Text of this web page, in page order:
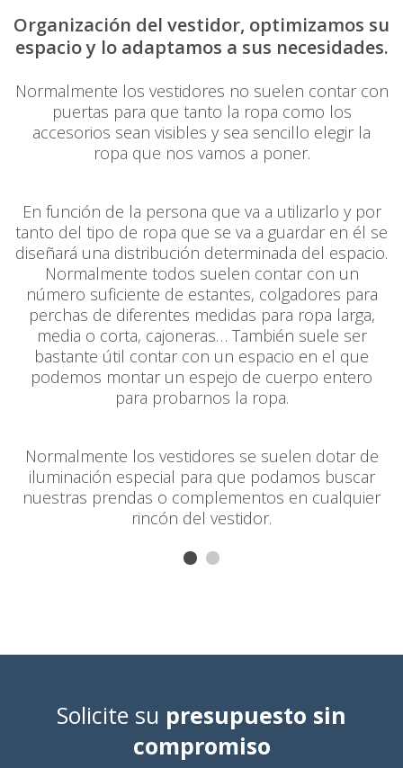
Organización del vestidor, optimizamos su
espacio y lo adaptamos a sus necesidades.
Normalmente los vestidores no suelen contar con
puertas para que tanto la ropa como los
accesorios sean visibles y sea sencillo elegir la
ropa que nos vamos a poner.
En función de la persona que va a utilizarlo y por
tanto del tipo de ropa que se va a guardar en él se
diseñará una distribución determinada del espacio.
Normalmente todos suelen contar con un
número suficiente de estantes, colgadores para
perchas de diferentes medidas para ropa larga,
media o corta, cajoneras… También suele ser
bastante útil contar con un espacio en el que
podemos montar un espejo de cuerpo entero
para probarnos la ropa.
Normalmente los vestidores se suelen dotar de
iluminación especial para que podamos buscar
nuestras prendas o complementos en cualquier
rincón del vestidor.
Solicite su presupuesto sin
compromiso